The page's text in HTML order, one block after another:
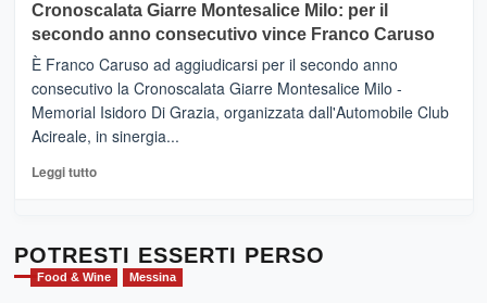
tra
sapori
vicoli
medievali
Mondello
(Palermo)
–
“E
adesso
Pasta
–
Sicilia
l’
evento
per
Cronoscalata Giarre Montesalice Milo: per il
secondo anno consecutivo vince Franco Caruso
È Franco Caruso ad aggiudicarsi per il secondo anno
consecutivo la Cronoscalata Giarre Montesalice Milo -
Memorial Isidoro Di Grazia, organizzata dall'Automobile Club
Acireale, in sinergia...
Leggi tuttoLeggi
Cronoscalata
Giarre
Montesalice
POTRESTI ESSERTI PERSO
Food & Wine Messina